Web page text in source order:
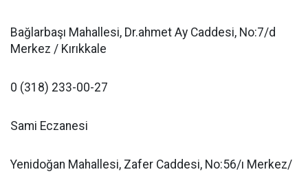
Bağlarbaşı Mahallesi, Dr.ahmet Ay Caddesi, No:7/d
Merkez / Kırıkkale
0 (318) 233-00-27
Sami Eczanesi
Yenidoğan Mahallesi, Zafer Caddesi, No:56/ı Merkez/